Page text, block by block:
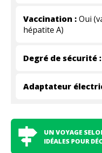
Vaccination : Oui
hépatite A)
Degré de sécurité :
Adaptateur
UN VOYAGE
IDÉALES POUR